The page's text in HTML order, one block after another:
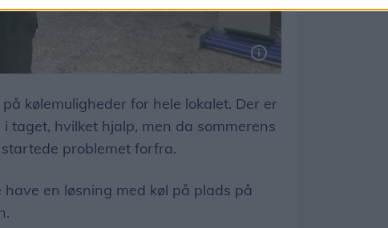
kølemuligheder for hele lokalet. Der er
taget, hvilket hjalp, men da sommerens
problemet forfra.
en løsning med køl på plads på